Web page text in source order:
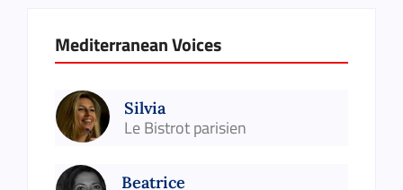
Mediterranean Voices
Silvia
Le Bistrot parisien
Beatrice